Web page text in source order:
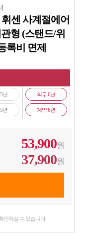
센 사계절에어
형 (스탠드/위
록비 면제
년
년
의무 6년
계약 6년
53,900원
37,900원
인하실 수 있습니다.